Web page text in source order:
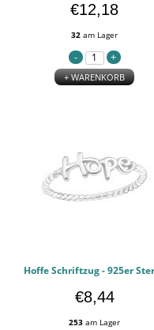
€12,18
32 am Lager
+ WARENKORB
€8,44
253 am Lager